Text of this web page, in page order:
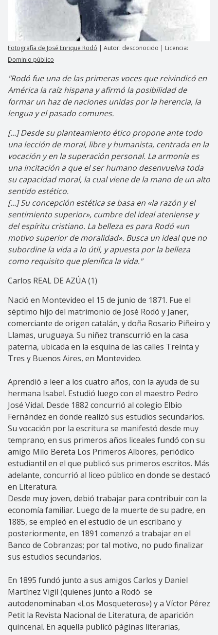
Fotografía de José Enrique Rodó | Autor: desconocido | Licencia:
Dominio público
"Rodó fue una de las primeras voces que reivindicó en
América la raíz hispana y afirmó la posibilidad de
formar un haz de naciones unidas por la herencia, la
lengua y el pasado comunes.
[...] Desde su planteamiento ético propone ante todo
una lección de moral, libre y humanista, centrada en la
vocación y en la superación personal. La armonía es
una incitación a que el ser humano desenvuelva toda
su capacidad moral, la cual viene de la mano de un alto
sentido estético.
[...] Su concepción estética se basa en «la razón y el
sentimiento superior», cumbre del ideal ateniense y
del espíritu cristiano. La belleza es para Rodó «un
motivo superior de moralidad». Busca un ideal que no
subordine la vida a lo útil, y apuesta por la belleza
como requisito que plenifica la vida."
Carlos REAL DE AZÚA (1)
Nació en Montevideo el 15 de junio de 1871. Fue el
séptimo hijo del matrimonio de José Rodó y Janer,
comerciante de origen catalán, y doña Rosario Piñeiro y
Llamas, uruguaya. Su niñez transcurrió en la casa
paterna, ubicada en la esquina de las calles Treinta y
Tres y Buenos Aires, en Montevideo.
Aprendió a leer a los cuatro años, con la ayuda de su
hermana Isabel. Estudió luego con el maestro Pedro
José Vidal. Desde 1882 concurrió al colegio Elbio
Fernández en donde realizó sus estudios secundarios.
Su vocación por la escritura se manifestó desde muy
temprano; en sus primeros años liceales fundó con su
amigo Milo Bereta Los Primeros Albores, periódico
estudiantil en el que publicó sus primeros escritos. Más
adelante, concurrió al liceo público en donde se destacó
en Literatura.
Desde muy joven, debió trabajar para contribuir con la
economía familiar. Luego de la muerte de su padre, en
1885, se empleó en el estudio de un escribano y
posteriormente, en 1891 comenzó a trabajar en el
Banco de Cobranzas; por tal motivo, no pudo finalizar
sus estudios secundarios.
En 1895 fundó junto a sus amigos Carlos y Daniel
Martínez Vigil (quienes junto a Rodó se
autodenominaban «Los Mosqueteros») y a Víctor Pérez
Petit la Revista Nacional de Literatura, de aparición
quincenal. En aquella publicó páginas literarias,